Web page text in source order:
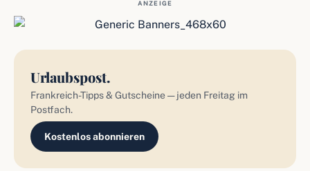
ANZEIGE
Urlaubspost.
Frankreich-Tipps & Gutscheine — jeden Freitag im
Postfach.
Kostenlos abonnieren